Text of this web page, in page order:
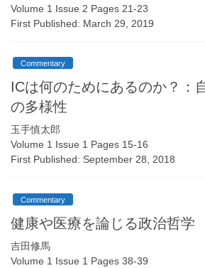
Volume 1 Issue 2 Pages 21-23
First Published: March 29, 2019
Commentary
ICは何のためにあるのか？：
の多様性
玉手慎太郎
Volume 1 Issue 1 Pages 15-16
First Published: September 28, 2018
Commentary
健康や医療を論じる政治哲学
吉田修馬
Volume 1 Issue 1 Pages 38-39